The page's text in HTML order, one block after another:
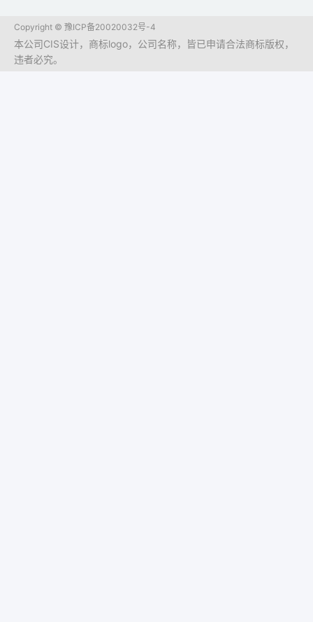
Copyright © 豫ICP备20020032号-4
本公司CIS设计，商标logo，公司名称，皆已申请合法商标版权，
违者必究。